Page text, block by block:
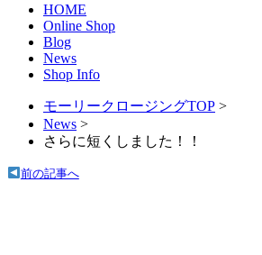
HOME
Online Shop
Blog
News
Shop Info
モーリークロージングTOP >
News >
さらに短くしました！！
前の記事へ